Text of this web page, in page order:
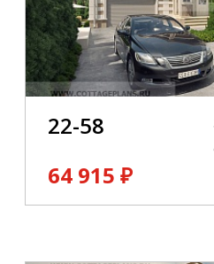
22-58
64 915 ₽